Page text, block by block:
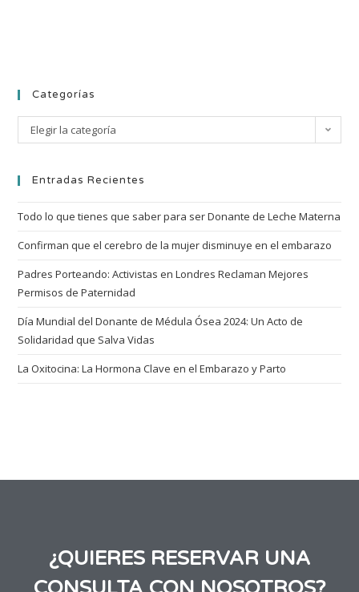
Categorías
Elegir la categoría
Entradas Recientes
Todo lo que tienes que saber para ser Donante de Leche Materna
Confirman que el cerebro de la mujer disminuye en el embarazo
Padres Porteando: Activistas en Londres Reclaman Mejores
Permisos de Paternidad
Día Mundial del Donante de Médula Ósea 2024: Un Acto de
Solidaridad que Salva Vidas
La Oxitocina: La Hormona Clave en el Embarazo y Parto
¿QUIERES RESERVAR UNA